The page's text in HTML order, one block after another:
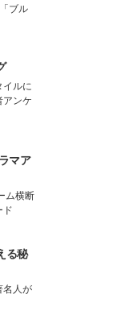
ブル
ルに
アンケ
マア
ム横断
ド
る秘
名人が